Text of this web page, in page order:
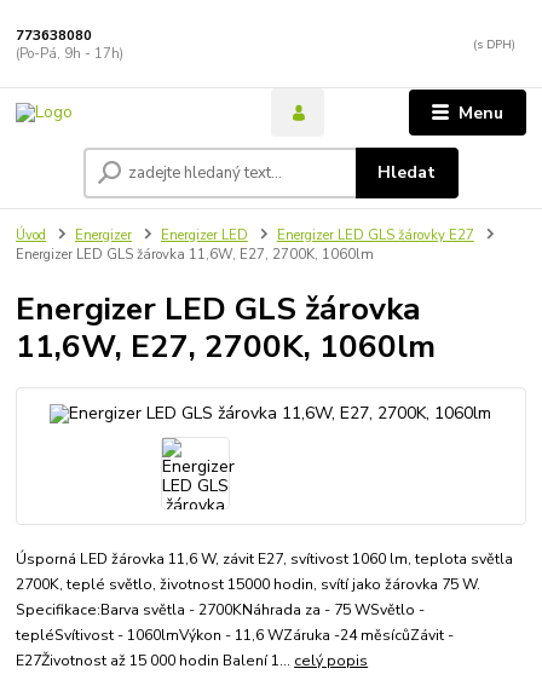
Menu
Hledat
773638080
(Po-Pá, 9h - 17h)
Úvod Energizer Energizer LED
Energizer LED GLS žárovky E27
Energizer LED GLS žárovka 11,6W, E27, 2700K, 1060lm
Energizer LED GLS žárovka
11,6W, E27, 2700K, 1060lm
Úsporná LED žárovka 11,6 W, závit E27, svítivost 1060 lm, teplota světla
2700K, teplé světlo, životnost 15000 hodin, svítí jako žárovka 75 W.
Specifikace:Barva světla - 2700KNáhrada za - 75 WSvětlo -
tepléSvítivost - 1060lmVýkon - 11,6 WZáruka -24 měsícůZávit -
E27Životnost až 15 000 hodin Balení 1... celý popis